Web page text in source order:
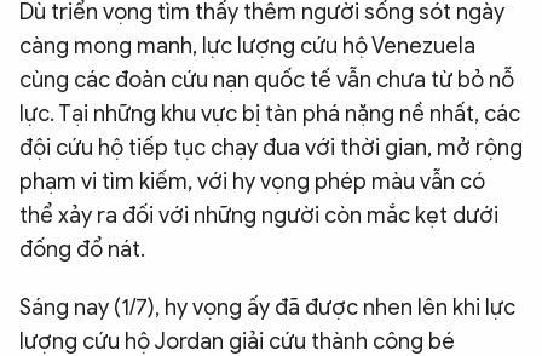
Dù triển vọng tìm thấy thêm người sống sót ngày
càng mong manh, lực lượng cứu hộ Venezuela
cùng các đoàn cứu nạn quốc tế vẫn chưa từ bỏ nỗ
lực. Tại những khu vực bị tàn phá nặng nề nhất, các
đội cứu hộ tiếp tục chạy đua với thời gian, mở rộng
phạm vi tìm kiếm, với hy vọng phép màu vẫn có
thể xảy ra đối với những người còn mắc kẹt dưới
đống đổ nát.
Sáng nay (1/7), hy vọng ấy đã được nhen lên khi lực
lượng cứu hộ Jordan giải cứu thành công bé